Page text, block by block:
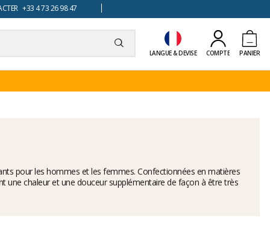
+33 4 73 26 98 47
LANGUE & DEVISE COMPTE PANIER
pour les hommes et les femmes. Confectionnées en matières
une chaleur et une douceur supplémentaire de façon à être très